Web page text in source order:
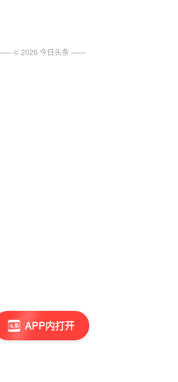
APP内打开
©2026 今日头条 ——